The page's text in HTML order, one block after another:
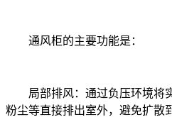
通风柜的主要功能是：
局部排风：通过负压环境将实
粉尘等直接排出室外，避免扩散